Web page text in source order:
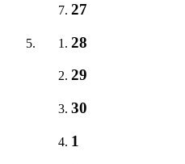
27
28
29
30
1